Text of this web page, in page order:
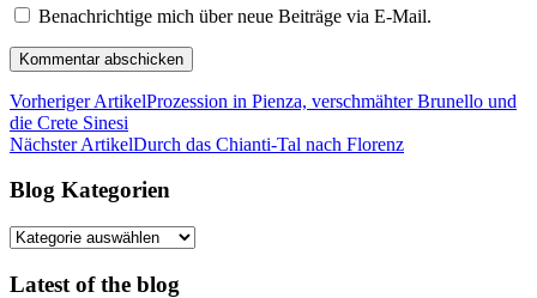
Benachrichtige mich über neue Beiträge via E-Mail.
Vorheriger ArtikelProzession in Pienza, verschmähter Brunello und
die Crete Sinesi
Nächster ArtikelDurch das Chianti-Tal nach Florenz
Blog Kategorien
Blog
Latest of the blog